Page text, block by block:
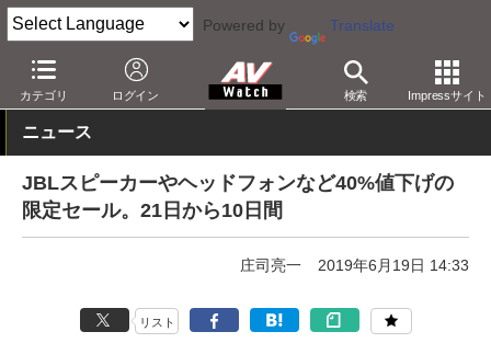
Powered by Translate
カテゴリ ログイン 検索 Impressサイト
AV Watch 動向 ショップ セール
ニュース
JBLスピーカーやヘッドフォンなど40%値下げの
限定セール。21日から10日間
庄司亮一 2019年6月19日 14:33
リスト